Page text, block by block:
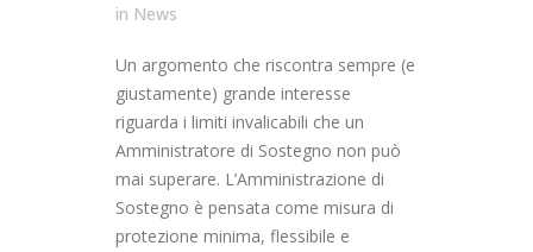
in News
Un argomento che riscontra sempre (e
giustamente) grande interesse
riguarda i limiti invalicabili che un
Amministratore di Sostegno non può
mai superare. L’Amministrazione di
Sostegno è pensata come misura di
protezione minima, flessibile e